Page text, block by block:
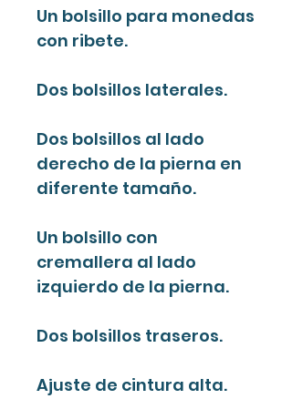
Un bolsillo para monedas
con ribete.
Dos bolsillos laterales.
Dos bolsillos al lado
derecho de la pierna en
diferente tamaño.
Un bolsillo con
cremallera al lado
izquierdo de la pierna.
Dos bolsillos traseros.
Ajuste de cintura alta.